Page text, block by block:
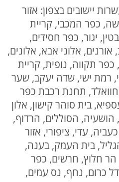
יישובים בצפון: אזור
כפר המכבי, קריית
יגור, כפר חסידים,
אלוני אבא, אלונים,
תקווה, נופית, קריית
רמת ישי, שדה יעקב, שער
תחנת רכבת כפר
בית סוהר קישון, אלון
הושעיה, הסוללים, הרדוף,
עדי, ציפורי, אזור
בית העמק, בענה,
הר חלוץ, חרשים, כפר
כרום, נחף, נס עמים,